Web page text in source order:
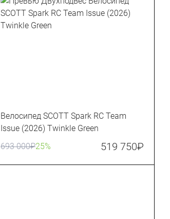
Велосипед SCOTT Spark RC Team
Issue (2026) Twinkle Green
693 000₽25% 519 750₽